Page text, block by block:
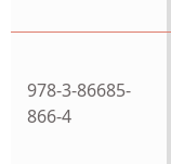
978-3-86685-
866-4